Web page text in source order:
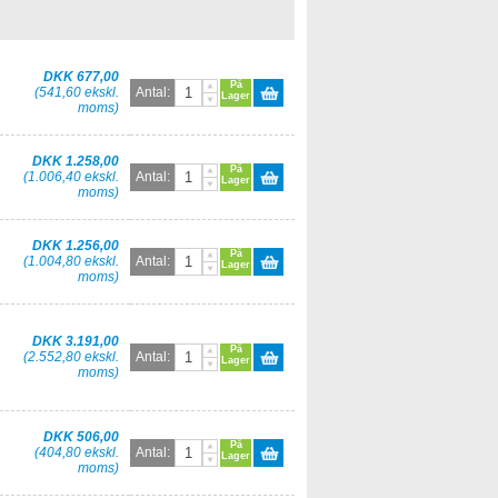
DKK 677,00
(541,60 ekskl.
moms)
Antal:
På
Lager
DKK 1.258,00
(1.006,40 ekskl.
moms)
Antal:
På
Lager
DKK 1.256,00
(1.004,80 ekskl.
moms)
Antal:
På
Lager
DKK 3.191,00
(2.552,80 ekskl.
moms)
Antal:
På
Lager
DKK 506,00
(404,80 ekskl.
moms)
Antal:
På
Lager